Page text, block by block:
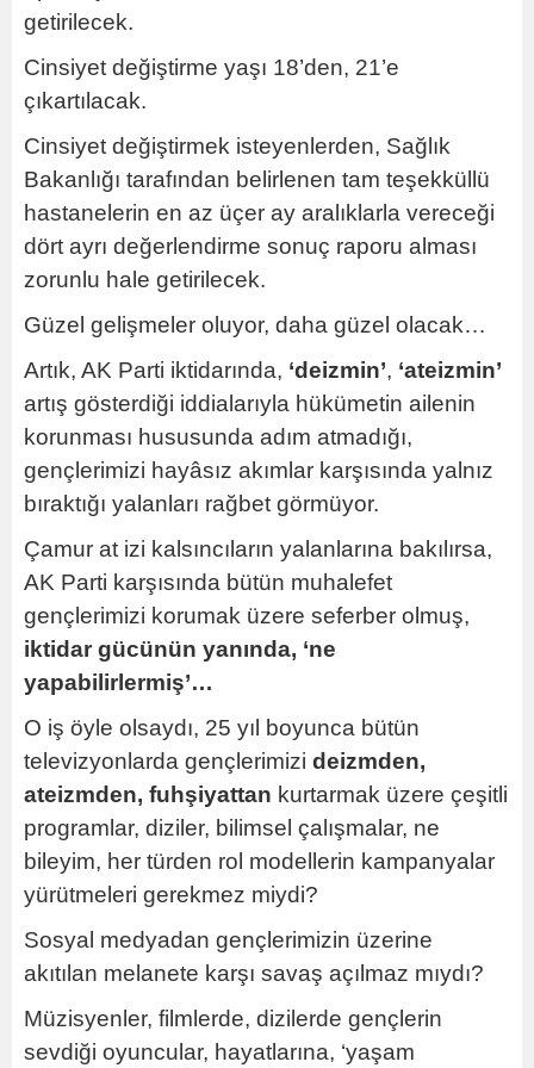
getirilecek.
Cinsiyet değiştirme yaşı 18’den, 21’e
çıkartılacak.
Cinsiyet değiştirmek isteyenlerden, Sağlık
Bakanlığı tarafından belirlenen tam teşekküllü
hastanelerin en az üçer ay aralıklarla vereceği
dört ayrı değerlendirme sonuç raporu alması
zorunlu hale getirilecek.
Güzel gelişmeler oluyor, daha güzel olacak…
Artık, AK Parti iktidarında, ‘deizmin’, ‘ateizmin’
artış gösterdiği iddialarıyla hükümetin ailenin
korunması hususunda adım atmadığı,
gençlerimizi hayâsız akımlar karşısında yalnız
bıraktığı yalanları rağbet görmüyor.
Çamur at izi kalsıncıların yalanlarına bakılırsa,
AK Parti karşısında bütün muhalefet
gençlerimizi korumak üzere seferber olmuş,
iktidar gücünün yanında, ‘ne
yapabilirlermiş’…
O iş öyle olsaydı, 25 yıl boyunca bütün
televizyonlarda gençlerimizi deizmden,
ateizmden, fuhşiyattan kurtarmak üzere çeşitli
programlar, diziler, bilimsel çalışmalar, ne
bileyim, her türden rol modellerin kampanyalar
yürütmeleri gerekmez miydi?
Sosyal medyadan gençlerimizin üzerine
akıtılan melanete karşı savaş açılmaz mıydı?
Müzisyenler, filmlerde, dizilerde gençlerin
sevdiği oyuncular, hayatlarına, ‘yaşam